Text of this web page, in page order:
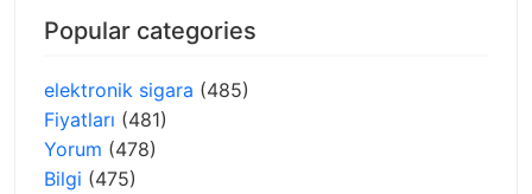
Popular categories
elektronik sigara (485)
Fiyatları (481)
Yorum (478)
Bilgi (475)